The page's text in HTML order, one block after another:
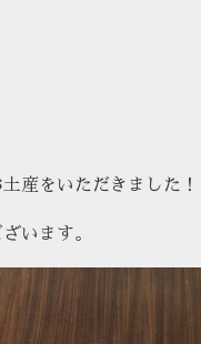
産をいただきました！
います。